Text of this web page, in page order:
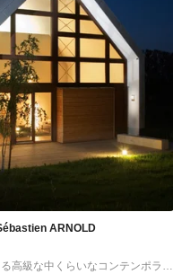
ARNOLD
高級な中くらいなコンテンポラリ